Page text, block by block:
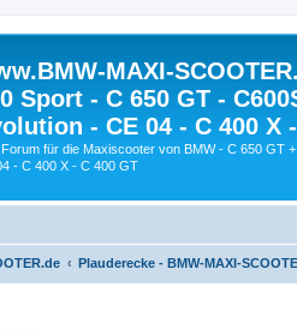
MAXI-
Sport - C 650 GT -
- CE 04 - C 400 X
für die Maxiscooter von BMW - C 650 GT
- C 400 X - C 400 GT
Plauderecke - BMW-MAXI-